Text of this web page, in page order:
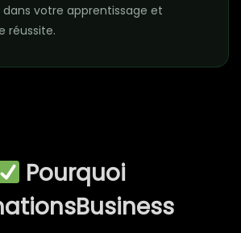
votre apprentissage et
réussite.
Pourquoi